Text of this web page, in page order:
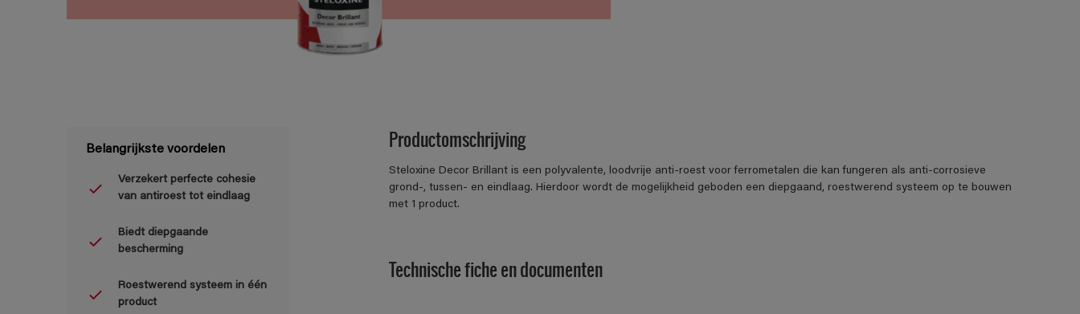
Belangrijkste voordelen
Verzekert perfecte cohesie
van antiroest tot eindlaag
Biedt diepgaande
bescherming
Roestwerend systeem in één
product
Productomschrijving
Steloxine Decor Brillant is een polyvalente, loodvrije anti-roest voor ferrometalen die kan fungeren als anti-corrosieve
grond-, tussen- en eindlaag. Hierdoor wordt de mogelijkheid geboden een diepgaand, roestwerend systeem op te bouwen
met 1 product.
Technische fiche en documenten